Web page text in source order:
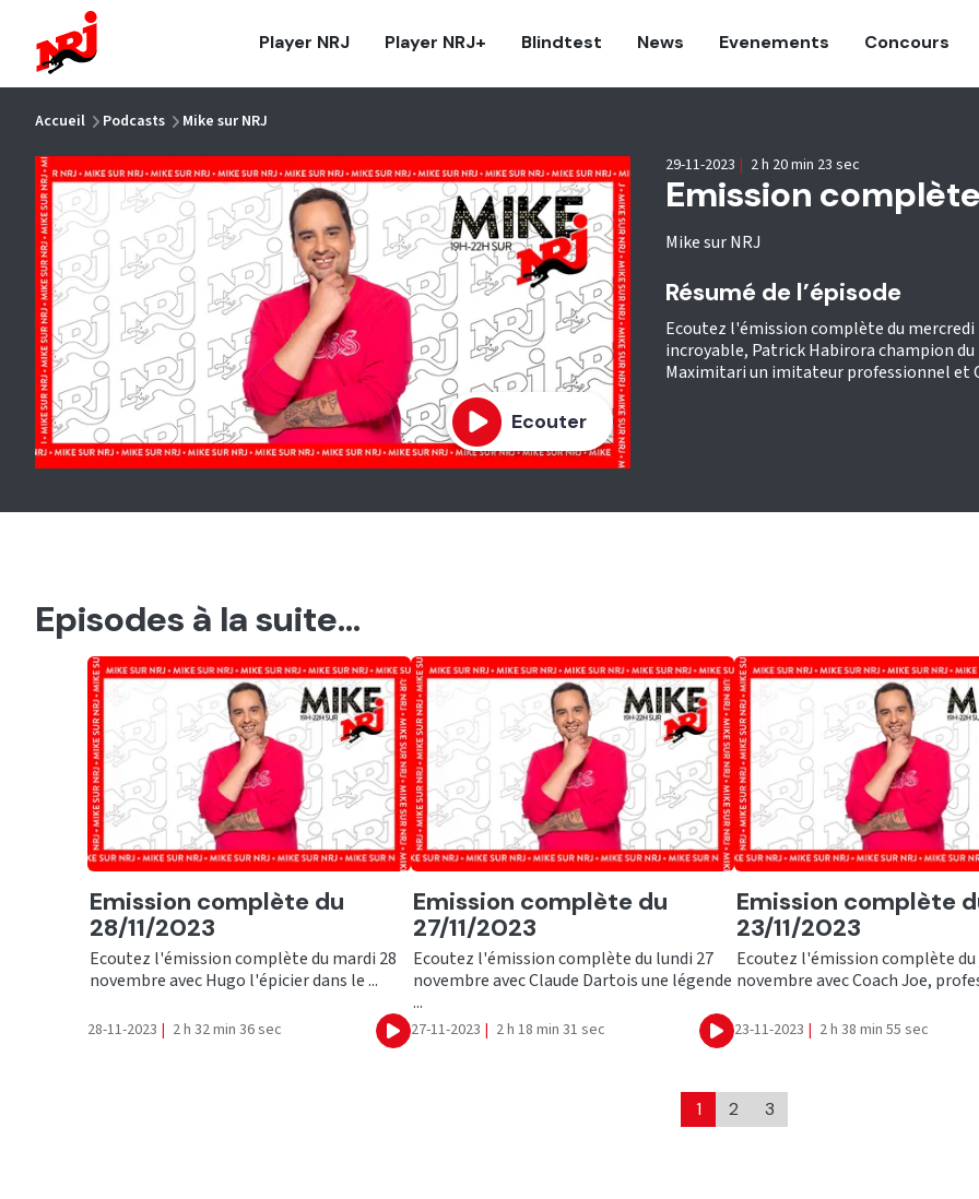
Player NRJ Player NRJ+ Blindtest News Evenements Concours
Accueil Podcasts Mike sur NRJ
Ecouter
Emission
Mike sur NRJ
29-11-2023 | 2 h 20 min 23 sec
Résumé de l’épisode
Ecoutez l'émission complète du mercredi
incroyable, Patrick Habirora champion du
Maximitari un imitateur professionnel et
Episodes à la suite...
Ecouter
Emission complète du
28/11/2023
Ecoutez l'émission complète du mardi 28
novembre avec Hugo l'épicier dans le ...
28-11-2023 | 2 h 32 min 36 sec Ecouter
Ecouter
Emission complète du
27/11/2023
Ecoutez l'émission complète du lundi 27
novembre avec Claude Dartois une légende
...
27-11-2023 | 2 h 18 min 31 sec Ecouter
Ecouter
Emission complète
23/11/2023
Ecoutez l'émission complète du
novembre avec Coach Joe,
23-11-2023 | 2 h 38 min 55 sec
1 2 3